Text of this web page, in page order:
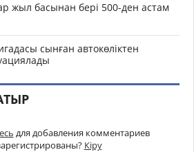
жыл басынан бері 500-ден астам
сынған автокөліктен
для добавления комментариев
Кіру